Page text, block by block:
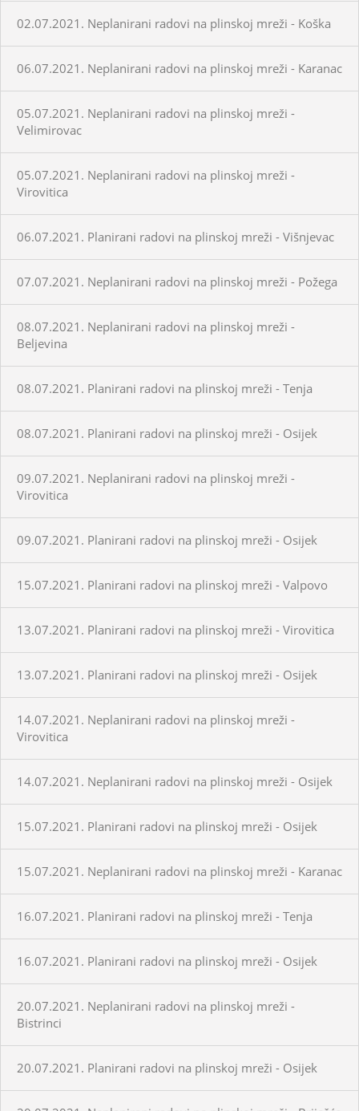
02.07.2021. Neplanirani radovi na plinskoj mreži - Koška
06.07.2021. Neplanirani radovi na plinskoj mreži - Karanac
05.07.2021. Neplanirani radovi na plinskoj mreži -
Velimirovac
05.07.2021. Neplanirani radovi na plinskoj mreži -
Virovitica
06.07.2021. Planirani radovi na plinskoj mreži - Višnjevac
07.07.2021. Neplanirani radovi na plinskoj mreži - Požega
08.07.2021. Neplanirani radovi na plinskoj mreži -
Beljevina
08.07.2021. Planirani radovi na plinskoj mreži - Tenja
08.07.2021. Planirani radovi na plinskoj mreži - Osijek
09.07.2021. Neplanirani radovi na plinskoj mreži -
Virovitica
09.07.2021. Planirani radovi na plinskoj mreži - Osijek
15.07.2021. Planirani radovi na plinskoj mreži - Valpovo
13.07.2021. Planirani radovi na plinskoj mreži - Virovitica
13.07.2021. Planirani radovi na plinskoj mreži - Osijek
14.07.2021. Neplanirani radovi na plinskoj mreži -
Virovitica
14.07.2021. Neplanirani radovi na plinskoj mreži - Osijek
15.07.2021. Planirani radovi na plinskoj mreži - Osijek
15.07.2021. Neplanirani radovi na plinskoj mreži - Karanac
16.07.2021. Planirani radovi na plinskoj mreži - Tenja
16.07.2021. Planirani radovi na plinskoj mreži - Osijek
20.07.2021. Neplanirani radovi na plinskoj mreži -
Bistrinci
20.07.2021. Planirani radovi na plinskoj mreži - Osijek